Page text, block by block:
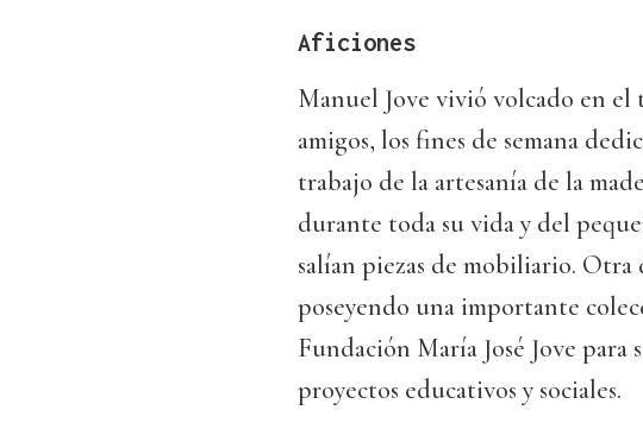
Aficiones
Manuel Jove vivió volcado en el
amigos, los fines de semana
trabajo de la artesanía de la
durante toda su vida y del
salían piezas de mobiliario. Otra
poseyendo una importante
Fundación María José Jove
proyectos educativos y sociales.